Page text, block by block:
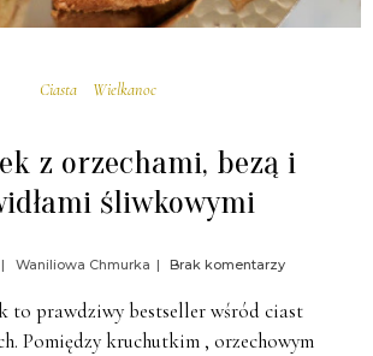
Ciasta Wielkanoc
z orzechami, bezą i
śliwkowymi
Waniliowa Chmurka Brak komentarzy
to prawdziwy bestseller wśród ciast
Pomiędzy kruchutkim , orzechowym